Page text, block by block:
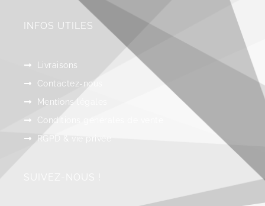
INFOS UTILES
Livraisons
Contactez-nous
Mentions légales
Conditions générales de vente
RGPD & vie privée